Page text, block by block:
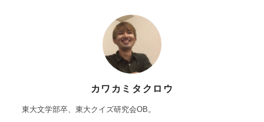
カワカミタクロウ
東大文学部卒、東大クイズ研究会OB。